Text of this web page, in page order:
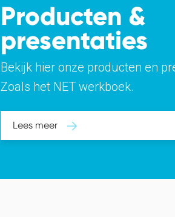
Producten &
presentaties
Bekijk hier onze producten en
Zoals het NET werkboek.
Lees meer